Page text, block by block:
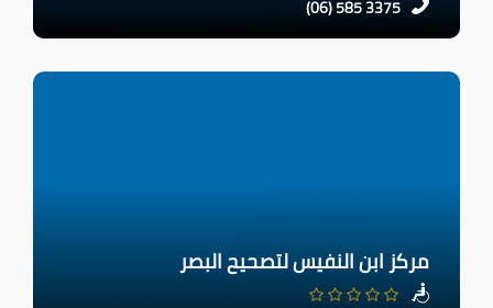
(06) 585 3375
مركز ابن النفيس لتصحيح البصر